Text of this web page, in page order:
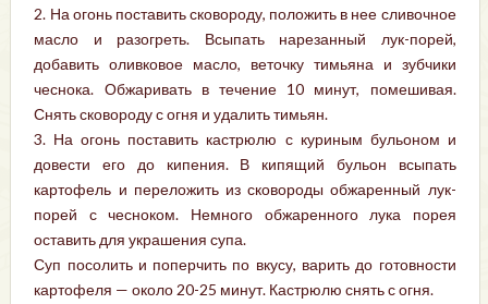
2. На огонь поставить сковороду, положить в нее сливочное
масло и разогреть. Всыпать нарезанный лук-порей,
добавить оливковое масло, веточку тимьяна и зубчики
чеснока. Обжаривать в течение 10 минут, помешивая.
Снять сковороду с огня и удалить тимьян.
3. На огонь поставить кастрюлю с куриным бульоном и
довести его до кипения. В кипящий бульон всыпать
картофель и переложить из сковороды обжаренный лук-
порей с чесноком. Немного обжаренного лука порея
оставить для украшения супа.
Суп посолить и поперчить по вкусу, варить до готовности
картофеля — около 20-25 минут. Кастрюлю снять с огня.